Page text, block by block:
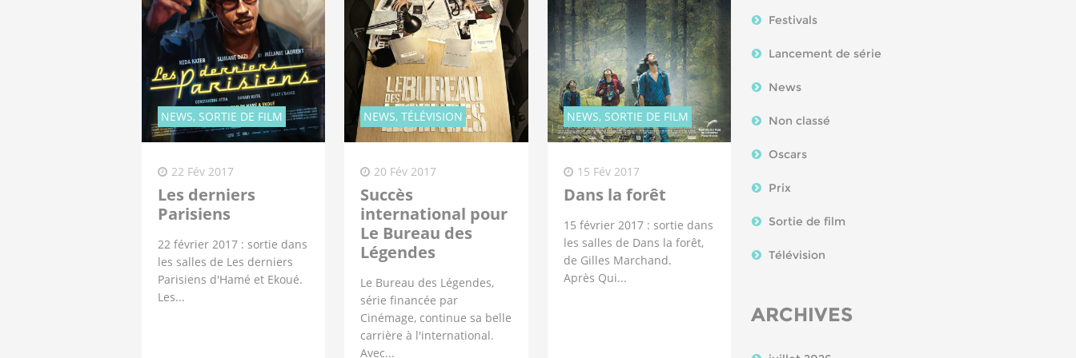
NEWS, SORTIE DE FILM
22 Fév 2017
Les derniers
Parisiens
22 février 2017 : sortie dans
les salles de Les derniers
Parisiens d'Hamé et Ekoué.
Les...
NEWS, TÉLÉVISION
20 Fév 2017
Succès
international pour
Le Bureau des
Légendes
Le Bureau des Légendes,
série financée par
Cinémage, continue sa belle
carrière à l'international.
Avec...
NEWS, SORTIE DE FILM
15 Fév 2017
Dans la forêt
15 février 2017 : sortie dans
les salles de Dans la forêt,
de Gilles Marchand.
Après Qui...
Festivals
Lancement de série
News
Non classé
Oscars
Prix
Sortie de film
Télévision
ARCHIVES